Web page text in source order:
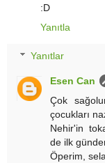
:D
Yanıtla
Yanıtlar
Esen Can
Çok
çocukları
Nehir'in
de ilk
Öperim,